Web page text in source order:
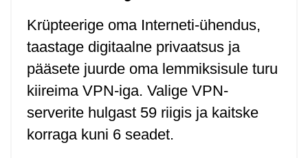
Krüpteerige oma Interneti-ühendus,
taastage digitaalne privaatsus ja
pääsete juurde oma lemmiksisule turu
kiireima VPN-iga. Valige VPN-
serverite hulgast 59 riigis ja kaitske
korraga kuni 6 seadet.